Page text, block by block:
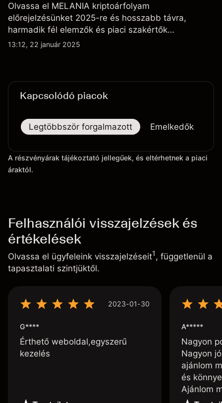
Olvassa el MELANIA kriptoárfolyam
előrejelzésünket 2025-re és hosszabb távra,
harmadik fél elemzők és piaci szakértők
véleményeivel kiegészítve.
13:12, 22 január 2025
Kapcsolódó piacok
Legtöbbször forgalmazott Emelkedők
A részvényárak tájékoztató jellegűek, és eltérhetnek a piaci
áraktól.
Felhasználói visszajelzések és
értékelések
Olvassa el ügyfeleink visszajelzéseit1, függetlenül a
tapasztalati szintjüktől.
2023-01-30
G****
Érthető weboldal,egyszerű
kezelés
A*****
Nagyon
Nagyon
ajánlom
és
Ajánlom